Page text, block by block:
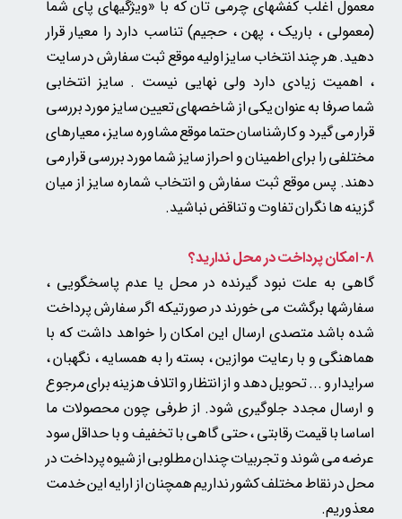
معمول اغلب کفشهای چرمی تانکه با «ویژگیهای پای شما
(معمولی ، باریک ، پهن ، حجیم) تناسب دارد را معیار قرار
دهید. هر چند انتخاب سایز اولیه موقع ثبت سفارش در سایت
، اهمیت زیادی دارد ولی نهایی نیست . سایز انتخابی
شما صرفا به عنوان یکی از شاخصهای تعیین سایز مورد بررسی
قرار می گیرد و کارشناسان حتما موقع مشاوره سایز ، معیارهای
مختلفی را برای اطمینان و احراز سایز شما مورد بررسی قرار می
دهند. پس موقع ثبت سفارش و انتخاب شماره سایز از میان
گزینه ها نگران تفاوت و تناقض نباشید.
8- امکان پرداخت در محل ندارید؟
گاهی به علت نبود گیرنده در محل یا عدم پاسخگویی ،
سفارشها برگشت می خورند در صورتیکه اگر سفارش پرداخت
شده باشد متصدی ارسال این امکان را خواهد داشت که با
هماهنگی و با رعایت موازین ، بسته را به همسایه ، نگهبان ،
سرایدار و ... تحویل دهد و از انتظار و اتلاف هزینه برای مرجوع
و ارسال مجدد جلوگیری شود. از طرفی چون محصولات ما
اساسا با قیمت رقابتی ، حتی گاهی با تخفیف و با حداقل سود
عرضه می شوند و تجربیات چندان مطلوبی از شیوه پرداخت در
محل در نقاط مختلف کشور نداریم همچنان از ارایه این خدمت
معذوریم.